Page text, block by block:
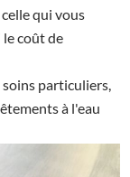
qui vous
le coût de
soins particuliers,
à l'eau